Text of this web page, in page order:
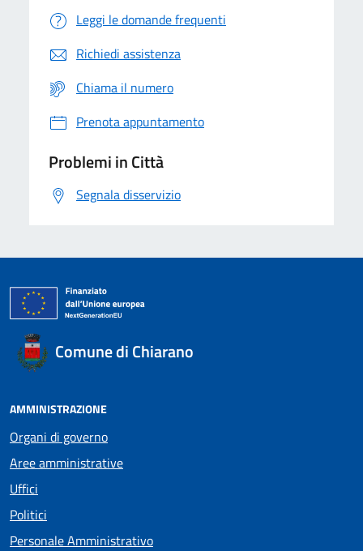
Leggi le domande frequenti
Richiedi assistenza
Chiama il numero
Prenota appuntamento
Problemi in Città
Segnala disservizio
Comune di Chiarano
AMMINISTRAZIONE
Organi di governo
Aree amministrative
Uffici
Politici
Personale Amministrativo